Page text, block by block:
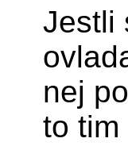
Jestli
nej
to tim